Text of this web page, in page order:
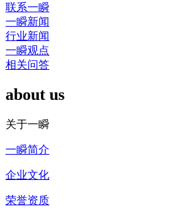
联系一瞬
一瞬新闻
行业新闻
一瞬观点
相关问答
about us
关于一瞬
一瞬简介
企业文化
荣誉资质